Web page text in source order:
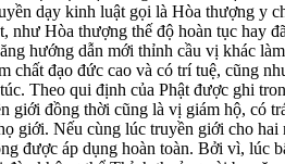
dạy kinh luật gọi là Hòa thượng
Hòa thượng thế độ hoàn tục hay
hướng dẫn mới thỉnh cầu vị khác
đạo đức cao và có trí tuệ, cũng
Theo qui định của Phật được ghi
đồng thời cũng là vị giám hộ, có
giới. Nếu cùng lúc truyền giới cho
được áp dụng hoàn toàn. Bởi vì,